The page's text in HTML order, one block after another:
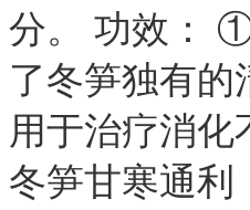
分。 功效：
了冬笋独有的
用于治疗消
冬笋甘寒通利